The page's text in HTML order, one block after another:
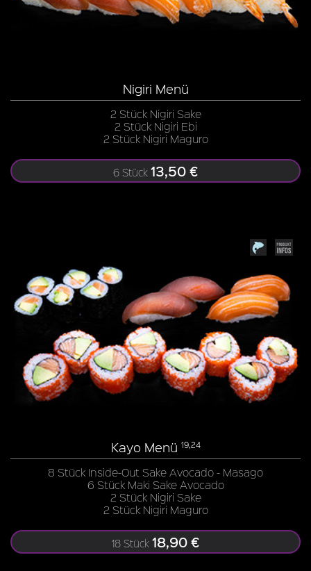
Nigiri Menü
2 Stück Nigiri Sake
2 Stück Nigiri Ebi
2 Stück Nigiri Maguro
6 Stück 13,50 €
Kayo Menü 19,24
8 Stück Inside-Out Sake Avocado - Masago
6 Stück Maki Sake Avocado
2 Stück Nigiri Sake
2 Stück Nigiri Maguro
18 Stück 18,90 €